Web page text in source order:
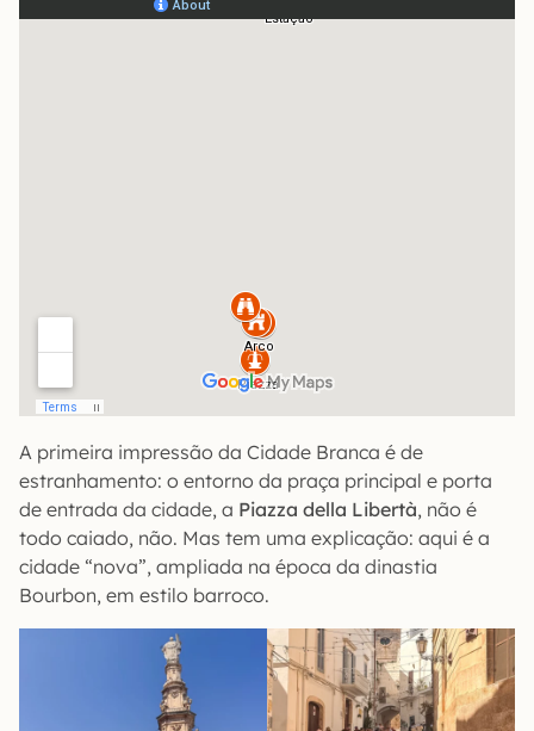
A primeira impressão da Cidade Branca é de
estranhamento: o entorno da praça principal e porta
de entrada da cidade, a Piazza della Libertà, não é
todo caiado, não. Mas tem uma explicação: aqui é a
cidade “nova”, ampliada na época da dinastia
Bourbon, em estilo barroco.